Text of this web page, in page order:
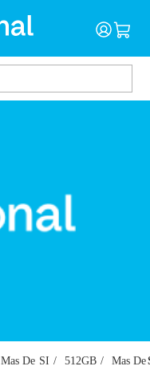
Mas De SI 512GB
Mas De